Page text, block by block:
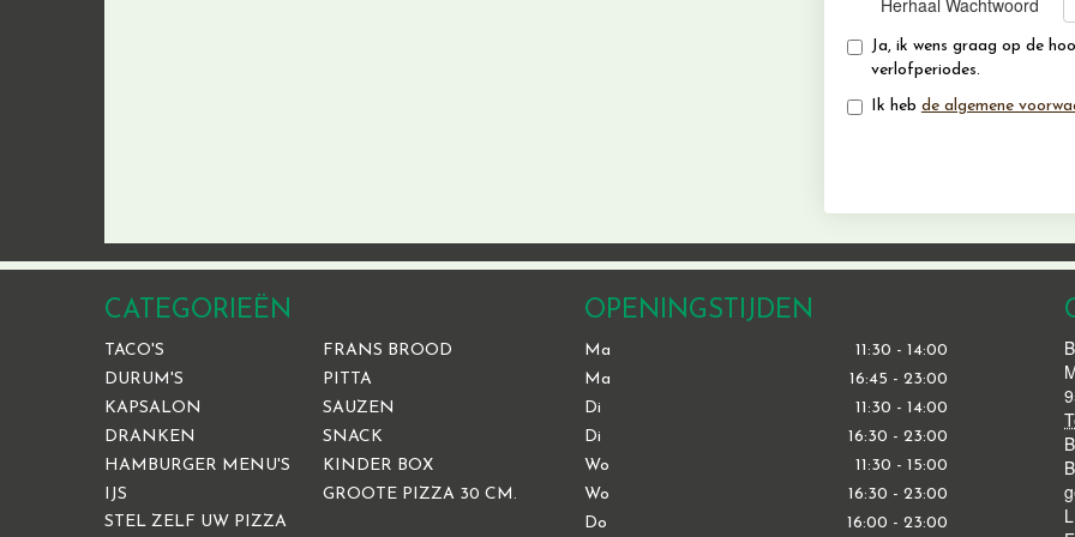
Herhaal Wachtwoord
Ja, ik wens graag op de
verlofperiodes.
Ik heb de algemene
CATEGORIEËN
TACO'S
FRANS BROOD
DURUM'S
PITTA
KAPSALON
SAUZEN
DRANKEN
SNACK
HAMBURGER MENU'S
KINDER BOX
IJS
GROOTE PIZZA 30 CM.
STEL ZELF UW PIZZA
OPENINGSTIJDEN
Ma
11:30 - 14:00
Ma
16:45 - 23:00
Di
11:30 - 14:00
Di
16:30 - 23:00
Wo
11:30 - 15:00
Wo
16:30 - 23:00
Do
16:00 - 23:00